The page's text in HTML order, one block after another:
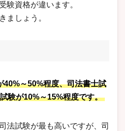
験資格が違います。
ましょう。
40%～50%程度、司法書士試
験が10%～15%程度です。
法試験が最も高いですが、司